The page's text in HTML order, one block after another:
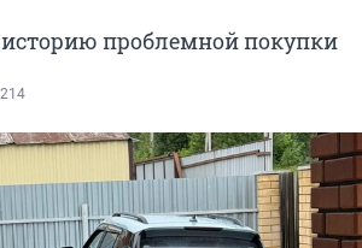
проблемной покупки
214